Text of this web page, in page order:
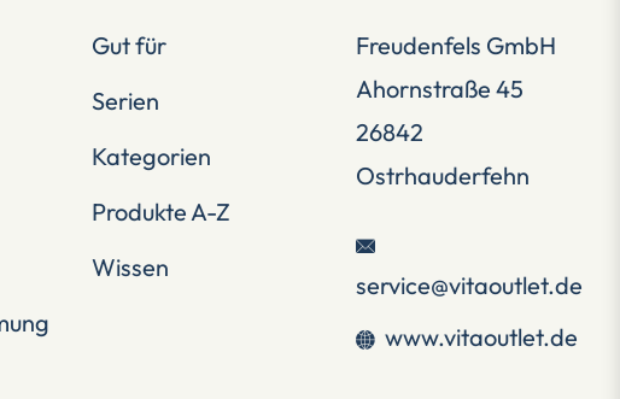
Gut für
Serien
Kategorien
Produkte A-Z
Wissen
Freudenfels GmbH
Ahornstraße 45
26842
Ostrhauderfehn
service@vitaoutlet.de
www.vitaoutlet.de